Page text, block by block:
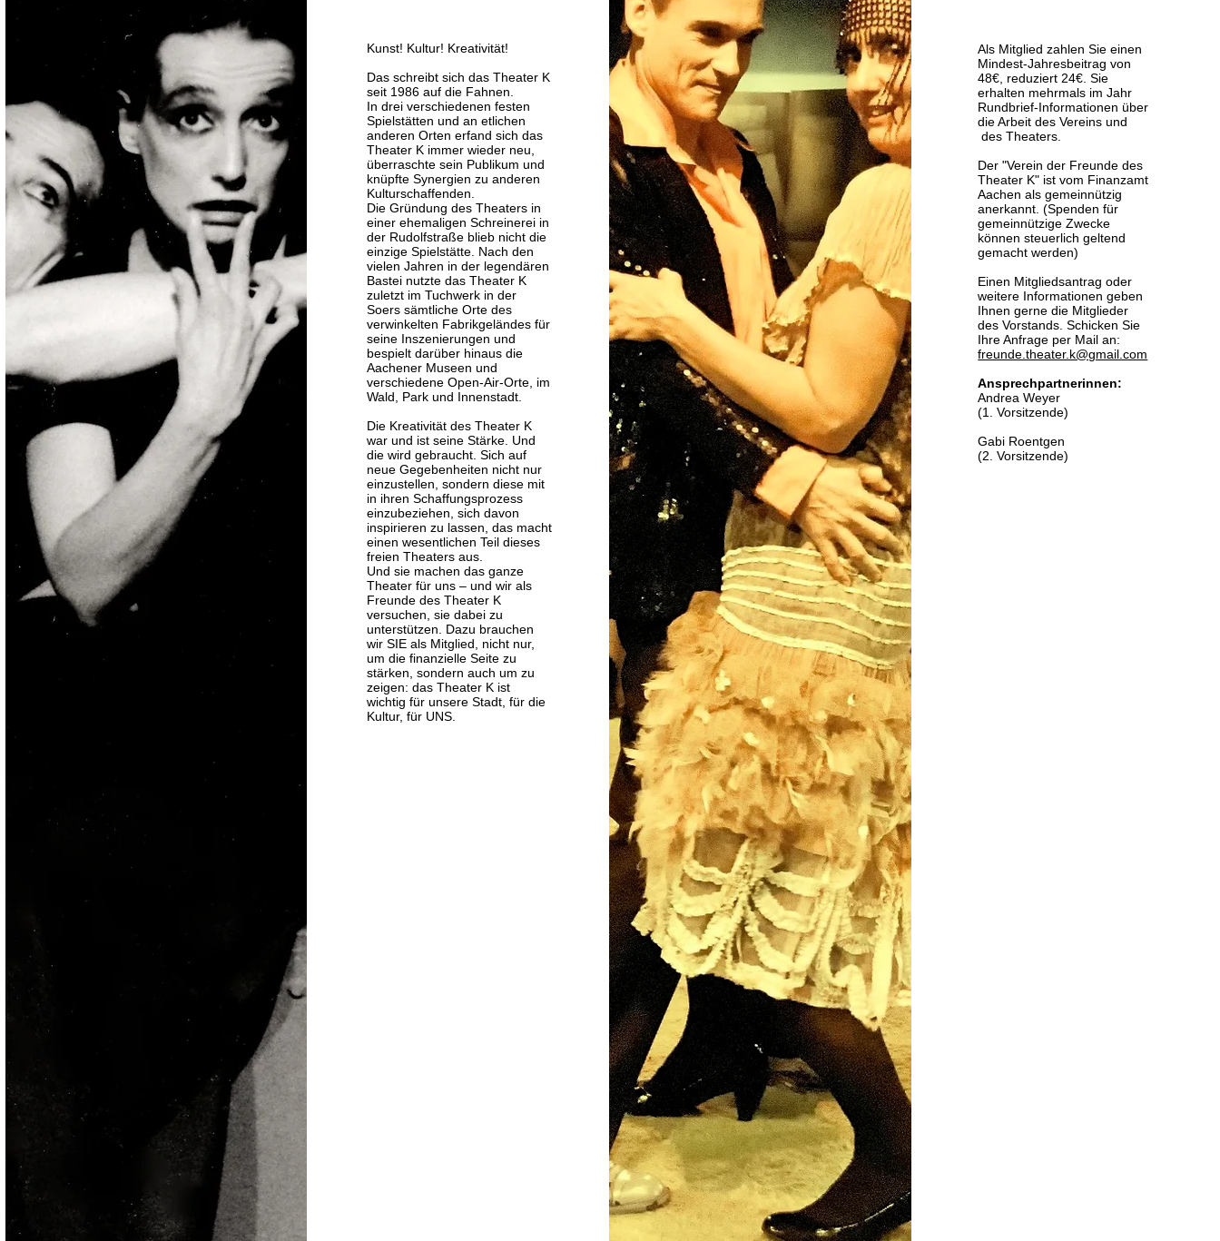
Kunst! Kultur! Kreativität!
Das schreibt sich das Theater K
seit 1986 auf die Fahnen.
In drei verschiedenen festen
Spielstätten und an etlichen
anderen Orten erfand sich das
Theater K immer wieder neu,
überraschte sein Publikum und
knüpfte Synergien zu anderen
Kulturschaffenden.
Die Gründung des Theaters in
einer ehemaligen Schreinerei in
der Rudolfstraße blieb nicht die
einzige Spielstätte. Nach den
vielen Jahren in der legendären
Bastei nutzte das Theater K
zuletzt im Tuchwerk in der
Soers sämtliche Orte des
verwinkelten Fabrikgeländes für
seine Inszenierungen und
bespielt darüber hinaus die
Aachener Museen und
verschiedene Open-Air-Orte, im
Wald, Park und Innenstadt.
Die Kreativität des Theater K
war und ist seine Stärke. Und
die wird gebraucht. Sich auf
neue Gegebenheiten nicht nur
einzustellen, sondern diese mit
in ihren Schaffungsprozess
einzubeziehen, sich davon
inspirieren zu lassen, das macht
einen wesentlichen Teil dieses
freien Theaters aus.
Und sie machen das ganze
Theater für uns – und wir als
Freunde des Theater K
versuchen, sie dabei zu
unterstützen. Dazu brauchen
wir SIE als Mitglied, nicht nur,
um die finanzielle Seite zu
stärken, sondern auch um zu
zeigen: das Theater K ist
wichtig für unsere Stadt, für die
Kultur, für UNS.
Als Mitglied zahlen Sie einen
Mindest-Jahresbeitrag von
48€, reduziert 24€. Sie
erhalten mehrmals im Jahr
Rundbrief-Informationen über
die Arbeit des Vereins und
des Theaters.
Der "Verein der Freunde des
Theater K" ist vom Finanzamt
Aachen als gemeinnützig
anerkannt. (Spenden für
gemeinnützige Zwecke
können steuerlich geltend
gemacht werden)
Einen Mitgliedsantrag oder
weitere Informationen geben
Ihnen gerne die Mitglieder
des Vorstands. Schicken Sie
Ihre Anfrage per Mail an:
freunde.theater.k@gmail.com
Ansprechpartnerinnen:
Andrea Weyer
(1. Vorsitzende)
Gabi Roentgen
(2. Vorsitzende)